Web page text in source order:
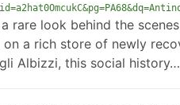
rare look behind the
a rich store of newly
Albizzi, this social history…